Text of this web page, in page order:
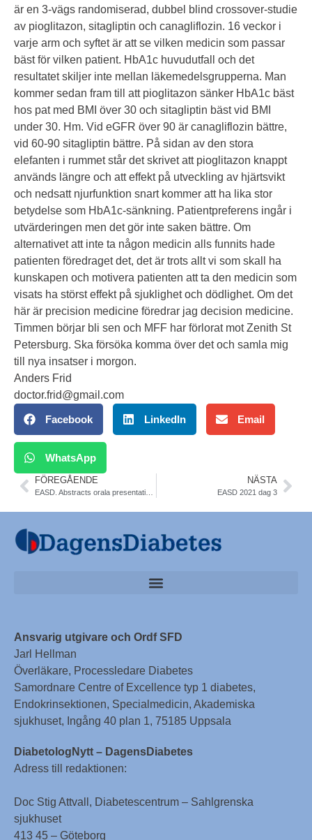
är en 3-vägs randomiserad, dubbel blind crossover-studie
av pioglitazon, sitagliptin och canagliflozin. 16 veckor i
varje arm och syftet är att se vilken medicin som passar
bäst för vilken patient. HbA1c huvudutfall och det
resultatet skiljer inte mellan läkemedelsgrupperna. Man
kommer sedan fram till att pioglitazon sänker HbA1c bäst
hos pat med BMI över 30 och sitagliptin bäst vid BMI
under 30. Hm. Vid eGFR över 90 är canagliflozin bättre,
vid 60-90 sitagliptin bättre. På sidan av den stora
elefanten i rummet står det skrivet att pioglitazon knappt
används längre och att effekt på utveckling av hjärtsvikt
och nedsatt njurfunktion snart kommer att ha lika stor
betydelse som HbA1c-sänkning. Patientpreferens ingår i
utvärderingen men det gör inte saken bättre. Om
alternativet att inte ta någon medicin alls funnits hade
patienten föredraget det, det är trots allt vi som skall ha
kunskapen och motivera patienten att ta den medicin som
visats ha störst effekt på sjuklighet och dödlighet. Om det
här är precision medicine föredrar jag decision medicine.
Timmen börjar bli sen och MFF har förlorat mot Zenith St
Petersburg. Ska försöka komma över det och samla mig
till nya insatser i morgon.
Anders Frid
doctor.frid@gmail.com
Facebook LinkedIn Email
WhatsApp
FÖREGÅENDE NÄSTA
EASD 2021 dag 3
Ansvarig utgivare och Ordf SFD
Jarl Hellman
Överläkare, Processledare Diabetes
Samordnare Centre of Excellence typ 1 diabetes,
Endokrinsektionen, Specialmedicin, Akademiska
sjukhuset, Ingång 40 plan 1, 75185 Uppsala
DiabetologNytt – DagensDiabetes
Adress till redaktionen:
Doc Stig Attvall, Diabetescentrum – Sahlgrenska
sjukhuset
413 45 – Göteborg